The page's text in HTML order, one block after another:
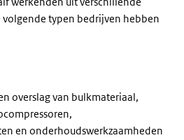
typen bedrijven hebben
overslag van bulkmateriaal,
en onderhoudswerkzaamheden